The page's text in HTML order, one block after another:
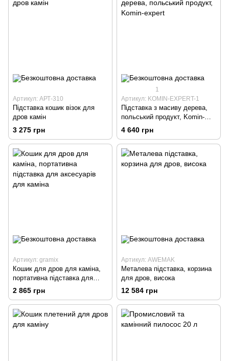
Артикул: АРТ-310
Підставка кошик візок для
дров камін
3 275 грн
1
Артикул: KOMIN-EXPERT-1
Підставка з масиву дерева,
польський продукт, Komin-
expert
4 640 грн
Артикул: gramix
Кошик для дров для каміна,
портативна підставка для
аксесуарів для каміна
2 865 грн
Артикул: AWEMAK
Металева підставка, корзина
для дров, висока
12 584 грн